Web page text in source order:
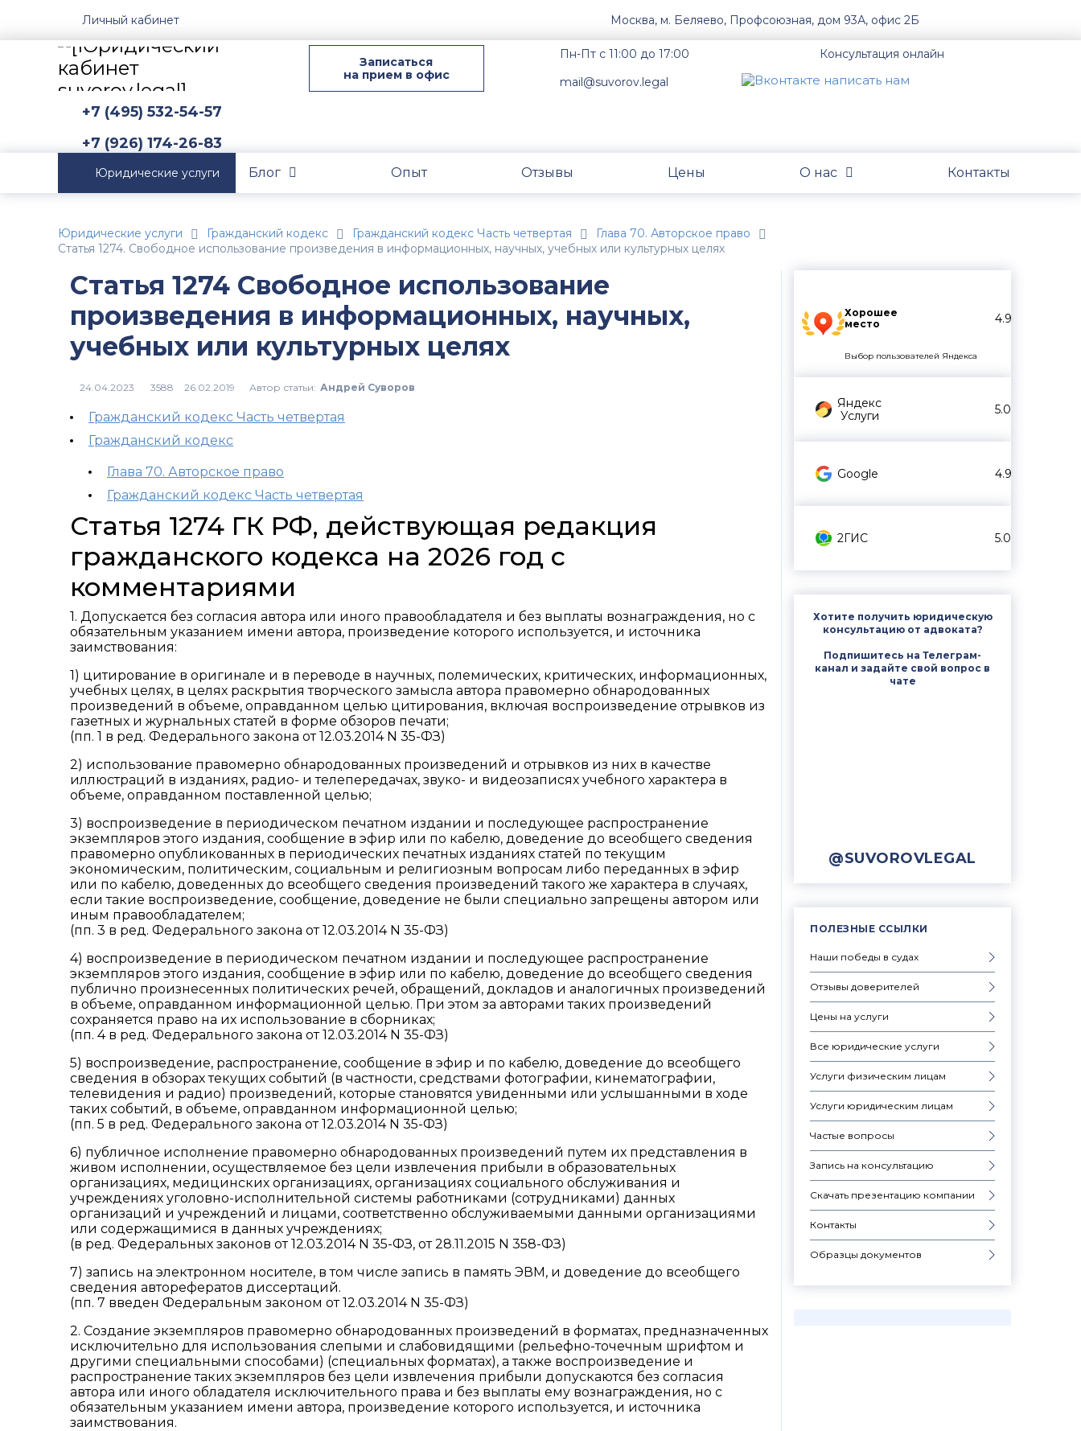
Личный кабинет Москва, м. Беляево, Профсоюзная, дом 93А, офис 2Б
Записаться
на прием в офис
Пн-Пт с 11:00 до 17:00
mail@suvorov.legal
Консультация онлайн
+7 (495) 532-54-57
+7 (926) 174-26-83
Юридические услуги Блог Опыт Отзывы Цены О нас Контакты
Юридические услуги Гражданский кодекс Гражданский кодекс Часть четвертая
Глава 70. Авторское право
Статья 1274. Свободное использование произведения в информационных, научных, учебных или культурных целях
Хорошее
место
4.9
Выбор пользователей Яндекса
Яндекс
Услуги
5.0
Google 4.9
2ГИС 5.0
Хотите получить юридическую
консультацию от адвоката?
Подпишитесь на Телеграм-
канал и задайте свой вопрос в
чате
@SUVOROVLEGAL
ПОЛЕЗНЫЕ ССЫЛКИ
Наши победы в судах
Отзывы доверителей
Цены на услуги
Все юридические услуги
Услуги физическим лицам
Услуги юридическим лицам
Частые вопросы
Запись на консультацию
Скачать презентацию компании
Контакты
Образцы документов
Статья 1274 Свободное использование
произведения в информационных, научных,
учебных или культурных целях
3588 Автор статьи: Андрей Суворов
Гражданский кодекс Часть четвертая
Гражданский кодекс
Глава 70. Авторское право
Гражданский кодекс Часть четвертая
Статья 1274 ГК РФ, действующая редакция
гражданского кодекса на 2026 год с
комментариями
1. Допускается без согласия автора или иного правообладателя и без выплаты вознаграждения, но с
обязательным указанием имени автора, произведение которого используется, и источника
заимствования:
1) цитирование в оригинале и в переводе в научных, полемических, критических, информационных,
учебных целях, в целях раскрытия творческого замысла автора правомерно обнародованных
произведений в объеме, оправданном целью цитирования, включая воспроизведение отрывков из
газетных и журнальных статей в форме обзоров печати;
(пп. 1 в ред. Федерального закона от 12.03.2014 N 35-ФЗ)
2) использование правомерно обнародованных произведений и отрывков из них в качестве
иллюстраций в изданиях, радио- и телепередачах, звуко- и видеозаписях учебного характера в
объеме, оправданном поставленной целью;
3) воспроизведение в периодическом печатном издании и последующее распространение
экземпляров этого издания, сообщение в эфир или по кабелю, доведение до всеобщего сведения
правомерно опубликованных в периодических печатных изданиях статей по текущим
экономическим, политическим, социальным и религиозным вопросам либо переданных в эфир
или по кабелю, доведенных до всеобщего сведения произведений такого же характера в случаях,
если такие воспроизведение, сообщение, доведение не были специально запрещены автором или
иным правообладателем;
(пп. 3 в ред. Федерального закона от 12.03.2014 N 35-ФЗ)
4) воспроизведение в периодическом печатном издании и последующее распространение
экземпляров этого издания, сообщение в эфир или по кабелю, доведение до всеобщего сведения
публично произнесенных политических речей, обращений, докладов и аналогичных произведений
в объеме, оправданном информационной целью. При этом за авторами таких произведений
сохраняется право на их использование в сборниках;
(пп. 4 в ред. Федерального закона от 12.03.2014 N 35-ФЗ)
5) воспроизведение, распространение, сообщение в эфир и по кабелю, доведение до всеобщего
сведения в обзорах текущих событий (в частности, средствами фотографии, кинематографии,
телевидения и радио) произведений, которые становятся увиденными или услышанными в ходе
таких событий, в объеме, оправданном информационной целью;
(пп. 5 в ред. Федерального закона от 12.03.2014 N 35-ФЗ)
6) публичное исполнение правомерно обнародованных произведений путем их представления в
живом исполнении, осуществляемое без цели извлечения прибыли в образовательных
организациях, медицинских организациях, организациях социального обслуживания и
учреждениях уголовно-исполнительной системы работниками (сотрудниками) данных
организаций и учреждений и лицами, соответственно обслуживаемыми данными организациями
или содержащимися в данных учреждениях;
(в ред. Федеральных законов от 12.03.2014 N 35-ФЗ, от 28.11.2015 N 358-ФЗ)
7) запись на электронном носителе, в том числе запись в память ЭВМ, и доведение до всеобщего
сведения авторефератов диссертаций.
(пп. 7 введен Федеральным законом от 12.03.2014 N 35-ФЗ)
2. Создание экземпляров правомерно обнародованных произведений в форматах, предназначенных
исключительно для использования слепыми и слабовидящими (рельефно-точечным шрифтом и
другими специальными способами) (специальных форматах), а также воспроизведение и
распространение таких экземпляров без цели извлечения прибыли допускаются без согласия
автора или иного обладателя исключительного права и без выплаты ему вознаграждения, но с
обязательным указанием имени автора, произведение которого используется, и источника
заимствования.